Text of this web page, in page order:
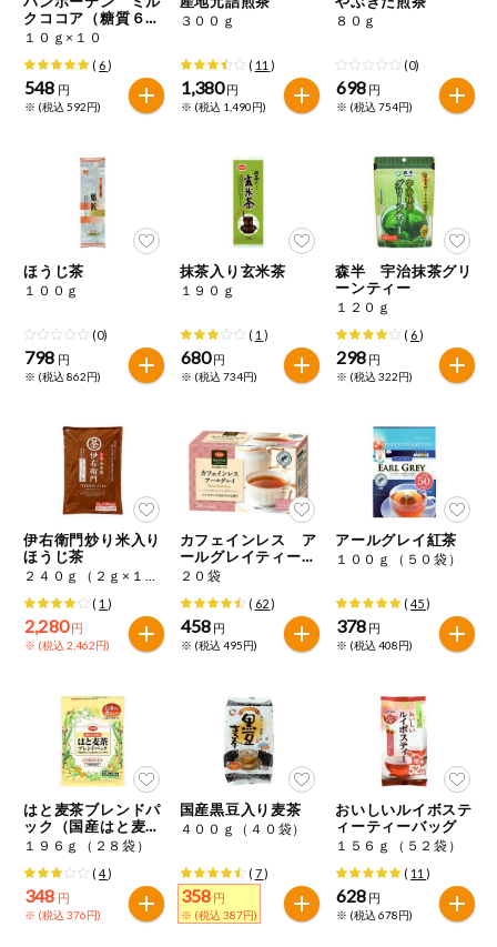
お問い合わせ
ペット
先着限定企画
スマート・ワ
ン注文
今週のお買い
コープ商品
今週の新登場
トク
複数注文でお
トク
ポイントがも
らえる！
お弁当用商品
ミールキット
組合員さんの
リクエスト
いいもんみっ
け
オーガニック
クココア（糖質６
０％オフ）
１０ｇ×１０
( 6)
548 円
※ (税込 592円)
３００ｇ
( 11 )
1,380 円
※ (税込 1,490円)
８０ｇ
(0)
698 円
※ (税込 754円)
ほうじ茶
１００ｇ
(0)
798 円
※ (税込 862円)
抹茶入り玄米茶
１９０ｇ
( 1 )
680 円
※ (税込 734円)
森半 宇治抹茶グリ
ーンティー
１２０ｇ
( 6)
298 円
※ (税込 322円)
伊右衛門炒り米入り
ほうじ茶
２４０ｇ（２ｇ×１２０）
( 1 )
2,280 円
※ (税込 2,462円)
カフェインレス ア
ールグレイティーバ
ッグ
２０袋
( 62)
458 円
※ (税込 495円)
アールグレイ紅茶
１００ｇ（５０袋）
( 45)
378 円
※ (税込 408円)
はと麦茶ブレンドパ
ック（国産はと麦使
用）
１９６ｇ（２８袋）
(4)
348 円
※ (税込 376円)
国産黒豆入り麦茶
４００ｇ（４０袋）
( 7)
358 円
※ (税込 387円)
おいしいルイボステ
ィーティーバッグ
１５６ｇ（５２袋）
( 11 )
628 円
※ (税込 678円)